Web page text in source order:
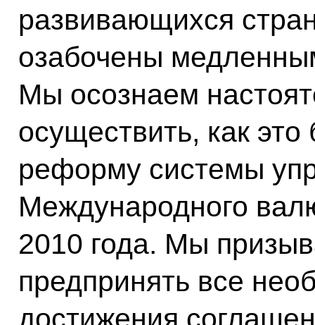
развивающихся
озабочены
Мы осознаем
осуществить, как
реформу системы
Международного
2010 года. Мы
предпринять все